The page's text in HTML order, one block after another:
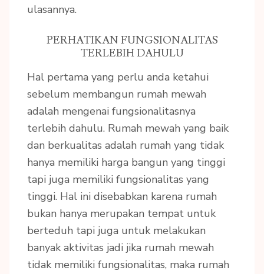
ulasannya.
PERHATIKAN FUNGSIONALITAS
TERLEBIH DAHULU
Hal pertama yang perlu anda ketahui
sebelum membangun rumah mewah
adalah mengenai fungsionalitasnya
terlebih dahulu. Rumah mewah yang baik
dan berkualitas adalah rumah yang tidak
hanya memiliki harga bangun yang tinggi
tapi juga memiliki fungsionalitas yang
tinggi. Hal ini disebabkan karena rumah
bukan hanya merupakan tempat untuk
berteduh tapi juga untuk melakukan
banyak aktivitas jadi jika rumah mewah
tidak memiliki fungsionalitas, maka rumah